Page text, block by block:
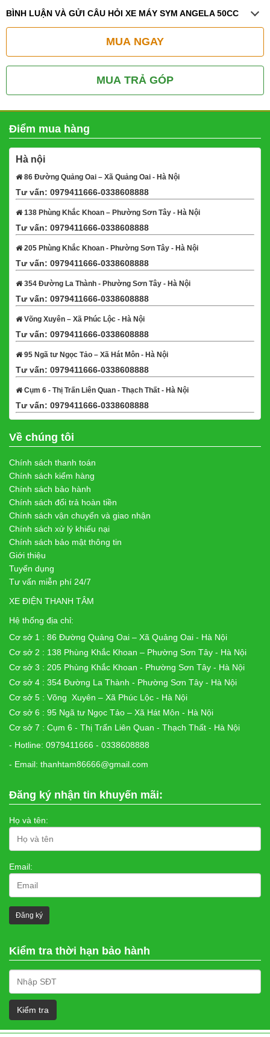
BÌNH LUẬN VÀ GỬI CÂU HỎI XE MÁY SYM ANGELA 50CC
MUA NGAY
MUA TRẢ GÓP
Điểm mua hàng
Hà nội
86 Đường Quảng Oai – Xã Quảng Oai - Hà Nội
Tư vấn: 0979411666-0338608888
138 Phùng Khắc Khoan – Phường Sơn Tây - Hà Nội
Tư vấn: 0979411666-0338608888
205 Phùng Khắc Khoan - Phường Sơn Tây - Hà Nội
Tư vấn: 0979411666-0338608888
354 Đường La Thành - Phường Sơn Tây - Hà Nội
Tư vấn: 0979411666-0338608888
Võng Xuyên – Xã Phúc Lộc - Hà Nội
Tư vấn: 0979411666-0338608888
95 Ngã tư Ngọc Tảo – Xã Hát Môn - Hà Nội
Tư vấn: 0979411666-0338608888
Cụm 6 - Thị Trấn Liên Quan - Thạch Thất - Hà Nội
Tư vấn: 0979411666-0338608888
Về chúng tôi
Chính sách thanh toán
Chính sách kiểm hàng
Chính sách bảo hành
Chính sách đổi trả hoàn tiền
Chính sách vận chuyển và giao nhận
Chính sách xử lý khiếu nại
Chính sách bảo mật thông tin
Giới thiệu
Tuyển dụng
Tư vấn miễn phí 24/7
XE ĐIỆN THANH TÂM
Hệ thống địa chỉ:
Cơ sở 1 : 86 Đường Quảng Oai – Xã Quảng Oai - Hà Nội
Cơ sở 2 : 138 Phùng Khắc Khoan – Phường Sơn Tây - Hà Nội
Cơ sở 3 : 205 Phùng Khắc Khoan - Phường Sơn Tây - Hà Nội
Cơ sở 4 : 354 Đường La Thành - Phường Sơn Tây - Hà Nội
Cơ sở 5 : Võng Xuyên – Xã Phúc Lộc - Hà Nội
Cơ sở 6 : 95 Ngã tư Ngọc Tảo – Xã Hát Môn - Hà Nội
Cơ sở 7 : Cụm 6 - Thị Trấn Liên Quan - Thạch Thất - Hà Nội
- Hotline: 0979411666 - 0338608888
- Email: thanhtam86666@gmail.com
Đăng ký nhận tin khuyến mãi:
Họ và tên:
Email:
Kiểm tra thời hạn bảo hành